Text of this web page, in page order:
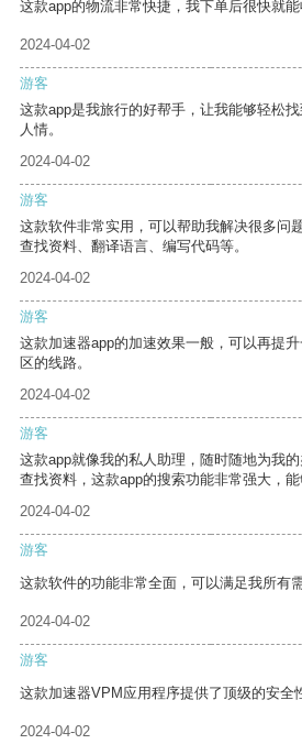
这款app的物流非常快捷，我下单后很快就能
2024-04-02
游客
这款app是我旅行的好帮手，让我能够轻松
人情。
2024-04-02
游客
这款软件非常实用，可以帮助我解决很多问
查找资料、翻译语言、编写代码等。
2024-04-02
游客
这款加速器app的加速效果一般，可以再提
区的线路。
2024-04-02
游客
这款app就像我的私人助理，随时随地为我
查找资料，这款app的搜索功能非常强大，能
2024-04-02
游客
这款软件的功能非常全面，可以满足我所有需
2024-04-02
游客
这款加速器VPM应用程序提供了顶级的安全
2024-04-02